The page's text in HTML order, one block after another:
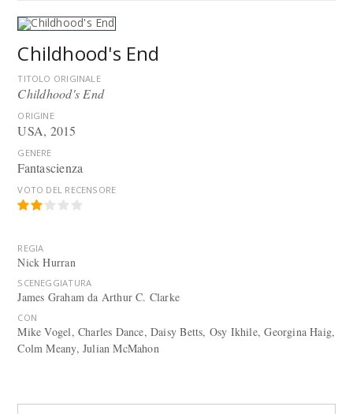
Childhood's End
TITOLO ORIGINALE
Childhood's End
ORIGINE
USA, 2015
GENERE
Fantascienza
VOTO DEL RECENSORE
REGIA
Nick Hurran
SCENEGGIATURA
James Graham da Arthur C. Clarke
CON
Mike Vogel, Charles Dance, Daisy Betts, Osy Ikhile, Georgina Haig,
Colm Meany, Julian McMahon